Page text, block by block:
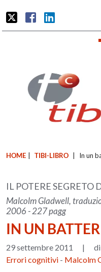
HOME TIBI-LIBRO In un
IL POTERE
Malcolm Gladwell,
2006 - 227 pagg
IN UN
29 settembre 2011 |
Errori cognitivi - Malcolm